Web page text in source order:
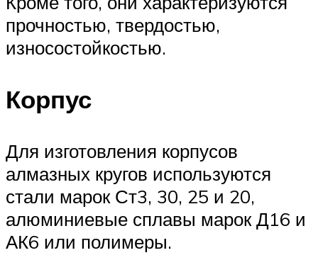
прочностью, твердостью,
износостойкостью.
Корпус
Для изготовления корпусов
алмазных кругов используются
стали марок Ст3, 30, 25 и 20,
алюминиевые сплавы марок Д16 и
АК6 или полимеры.